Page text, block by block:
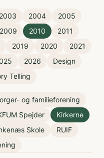
2003 2004
2005
2009 2010
2011
2019 2020
2021
2026
Design
Telling
og familieforening
Spejder
Kirkerne
Skole
RUIF